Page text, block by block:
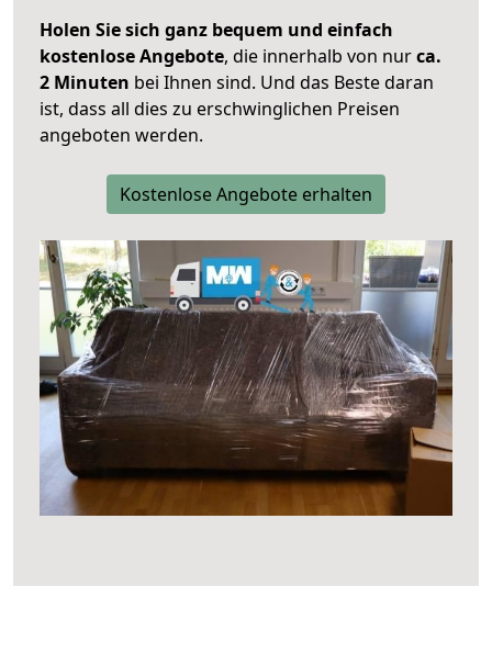
Holen Sie sich ganz bequem und einfach
kostenlose Angebote, die innerhalb von nurca.
2 Minuten bei Ihnen sind. Und das Beste daran
ist, dass all dies zu erschwinglichen Preisen
angeboten werden.
Kostenlose Angebote erhalten